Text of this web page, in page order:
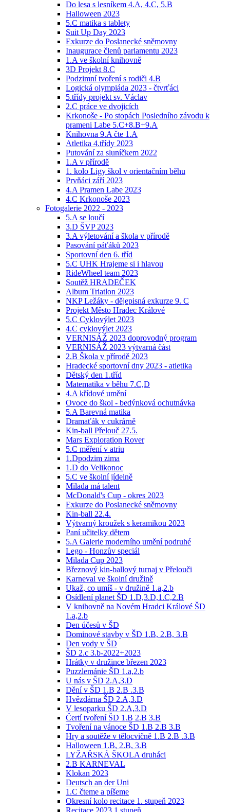
Do lesa s lesníkem 4.A, 4.C, 5.B
Halloween 2023
5.C matika s tablety
Suit Up Day 2023
Exkurze do Poslanecké sněmovny
Inaugurace členů parlamentu 2023
1.A ve školní knihovně
3D Projekt 8.C
Podzimní tvoření s rodiči 4.B
Logická olympiáda 2023 - čtvrťáci
5.třídy projekt sv. Václav
2.C práce ve dvojicích
Krkonoše - Po stopách Posledního závodu k
prameni Labe 5.C+8.B+9.A
Knihovna 9.A čte 1.A
Atletika 4.třídy 2023
Putování za sluníčkem 2022
1.A v přírodě
1. kolo Ligy škol v orientačním běhu
Prvňáci září 2023
4.A Pramen Labe 2023
4.C Krkonoše 2023
Fotogalerie 2022 - 2023
5.A se loučí
3.D ŠVP 2023
3.A výletování a škola v přírodě
Pasování páťáků 2023
Sportovní den 6. tříd
5.C UHK Hrajeme si i hlavou
RideWheel team 2023
Soutěž HRADEČEK
Album Triatlon 2023
NKP Ležáky - dějepisná exkurze 9. C
Projekt Město Hradec Králové
5.C Cyklovýlet 2023
4.C cyklovýlet 2023
VERNISÁŽ 2023 doprovodný program
VERNISÁŽ 2023 výtvarná část
2.B Škola v přírodě 2023
Hradecké sportovní dny 2023 - atletika
Dětský den 1.tříd
Matematika v běhu 7.C,D
4.A křídové umění
Ovoce do škol - bedýnková ochutnávka
5.A Barevná matika
Dramaťák v cukrárně
Kin-ball Přelouč 27.5.
Mars Exploration Rover
5.C měření v atriu
1.Dpodzim zima
1.D do Velikonoc
5.C ve školní jídelně
Milada má talent
McDonald's Cup - okres 2023
Exkurze do Poslanecké sněmovny
Kin-ball 22.4.
Výtvarný kroužek s keramikou 2023
Paní učitelky dětem
5.A Galerie moderního umění podruhé
Lego - Honzův speciál
Milada Cup 2023
Březnový kin-ballový turnaj v Přelouči
Karneval ve školní družině
Ukaž, co umíš - v družině 1.a,2.b
Osídlení planet ŠD 1.D,3.D,1.C,2.B
V knihovně na Novém Hradci Králové ŠD
1.a,2.b
Den účesů v ŠD
Dominové stavby v ŠD 1.B, 2.B, 3.B
Den vody v ŠD
ŠD 2.c 3.b-2022+2023
Hrátky v družince březen 2023
Puzzlemánie ŠD 1.a,2.b
U nás v ŠD 2.A,3.D
Dění v ŠD 1.B 2.B .3.B
Hvězdárna ŠD 2.A,3.D
V lesoparku ŠD 2.A,3.D
Čertí tvoření ŠD 1.B 2.B 3.B
Tvoření na vánoce ŠD 1.B 2.B 3.B
Hry a soutěže v tělocvičně 1.B 2.B .3.B
Halloween 1.B, 2.B, 3.B
LYŽAŘSKÁ ŠKOLA druháci
2.B KARNEVAL
Klokan 2023
Deutsch an der Uni
1.C čteme a píšeme
Okresní kolo recitace 1. stupeň 2023